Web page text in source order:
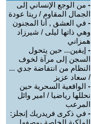
- من الوجع الإنساني إلى
الجمال المقاوم / ريتا عودة
- في العشق , أنا المجنون
وهي ذاتها ليلى / شيرزاد
همزاني
- إيفين... حين يتحول
السجن إلى مرآة لخوف
النظام من انتفاضة جدي ...
/ سعاد عزيز
- الواقعية السحرية حين
نحللها رياضيا / امير وائل
المرعب
- في ذكرى فريدريك إنجلز:
الملكية الخاصة بوصفها